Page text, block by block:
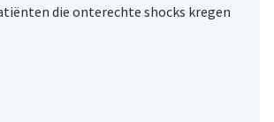
die onterechte shocks kregen